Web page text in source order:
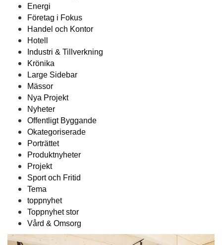
Energi
Företag i Fokus
Handel och Kontor
Hotell
Industri & Tillverkning
Krönika
Large Sidebar
Mässor
Nya Projekt
Nyheter
Offentligt Byggande
Okategoriserade
Porträttet
Produktnyheter
Projekt
Sport och Fritid
Tema
toppnyhet
Toppnyhet stor
Vård & Omsorg